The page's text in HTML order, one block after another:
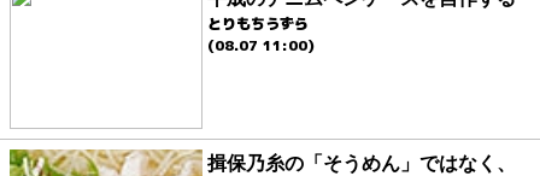
とりもちうずら
(08.07 11:00)
揖保乃糸の「そうめん」ではなく、